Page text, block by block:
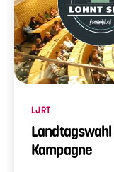
Kategorien
LJRT
Kampagne